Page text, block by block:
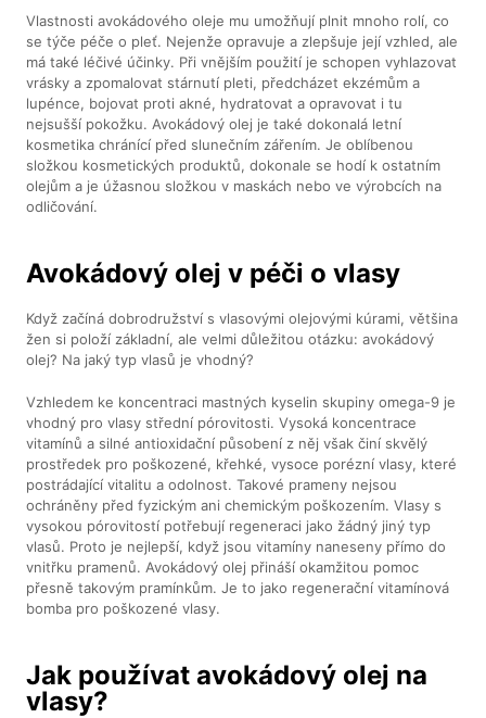
Vlastnosti avokádového oleje mu umožňují plnit mnoho rolí, co
se týče péče o pleť. Nejenže opravuje a zlepšuje její vzhled, ale
má také léčivé účinky. Při vnějším použití je schopen vyhlazovat
vrásky a zpomalovat stárnutí pleti, předcházet ekzémům a
lupénce, bojovat proti akné, hydratovat a opravovat i tu
nejsušší pokožku. Avokádový olej je také dokonalá letní
kosmetika chránící před slunečním zářením. Je oblíbenou
složkou kosmetických produktů, dokonale se hodí k ostatním
olejům a je úžasnou složkou v maskách nebo ve výrobcích na
odličování.
Avokádový olej v péči o vlasy
Když začíná dobrodružství s vlasovými olejovými kúrami, většina
žen si položí základní, ale velmi důležitou otázku: avokádový
olej? Na jaký typ vlasů je vhodný?
Vzhledem ke koncentraci mastných kyselin skupiny omega-9 je
vhodný pro vlasy střední pórovitosti. Vysoká koncentrace
vitamínů a silné antioxidační působení z něj však činí skvělý
prostředek pro poškozené, křehké, vysoce porézní vlasy, které
postrádající vitalitu a odolnost. Takové prameny nejsou
ochráněny před fyzickým ani chemickým poškozením. Vlasy s
vysokou pórovitostí potřebují regeneraci jako žádný jiný typ
vlasů. Proto je nejlepší, když jsou vitamíny naneseny přímo do
vnitřku pramenů. Avokádový olej přináší okamžitou pomoc
přesně takovým pramínkům. Je to jako regenerační vitamínová
bomba pro poškozené vlasy.
Jak používat avokádový olej na
vlasy?